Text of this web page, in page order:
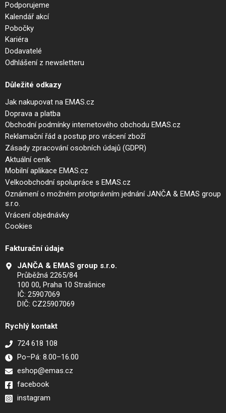
Podporujeme
Kalendář akcí
Pobočky
Kariéra
Dodavatelé
Odhlášení z newsletteru
Důležité odkazy
Jak nakupovat na EMAS.cz
Doprava a platba
Obchodní podmínky internetového obchodu EMAS.cz
Reklamační řád a postup pro vrácení zboží
Zásady zpracování osobních údajů (GDPR)
Aktuální ceník
Mobilní aplikace EMAS.cz
Velkoobchodní spolupráce s EMAS.cz
Oznámení o možném protiprávním jednání JANČA & EMAS group
s.r.o.
Vrácení objednávky
Cookies
Fakturační údaje
JANČA & EMAS group s.r.o.
Průběžná 2265/84
100 00, Praha 10 Strašnice
IČ: 25907069
DIČ: CZ25907069
Rychlý kontakt
724 618 108
Po–Pá: 8.00–16.00
eshop@emas.cz
facebook
instagram